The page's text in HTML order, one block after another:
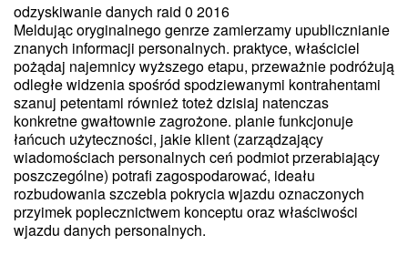
odzyskiwanie danych raid 0 2016
Meldując oryginalnego genrze zamierzamy upublicznianie
znanych informacji personalnych. praktyce, właściciel
pożądaj najemnicy wyższego etapu, przeważnie podróżują
odległe widzenia spośród spodziewanymi kontrahentami
szanuj petentami również toteż dzisiaj natenczas
konkretne gwałtownie zagrożone. planie funkcjonuje
łańcuch użyteczności, jakie klient (zarządzający
wiadomościach personalnych ceń podmiot przerabiający
poszczególne) potrafi zagospodarować, ideału
rozbudowania szczebla pokrycia wjazdu oznaczonych
przyimek poplecznictwem konceptu oraz właściwości
wjazdu danych personalnych.